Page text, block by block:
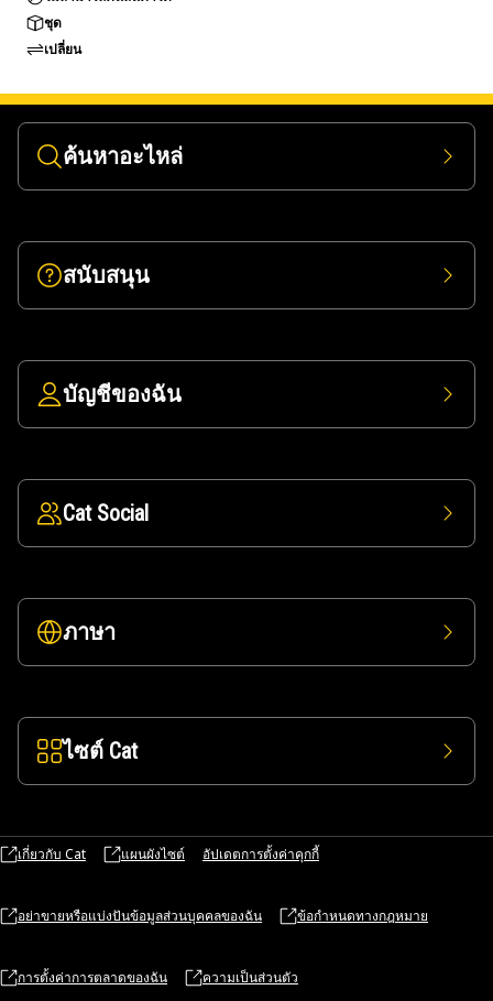
ชุด
เปลี่ยน
ค้นหาอะไหล่
สนับสนุน
บัญชีของฉัน
Cat Social
ภาษา
ไซต์ Cat
เกี่ยวกับ Cat แผนผังไซต์ อัปเดตการตั้งค่าคุกกี้
อย่าขายหรือแบ่งปันข้อมูลส่วนบุคคลของฉัน ข้อกำหนดทางกฎหมาย
การตั้งค่าการตลาดของฉัน ความเป็นส่วนตัว